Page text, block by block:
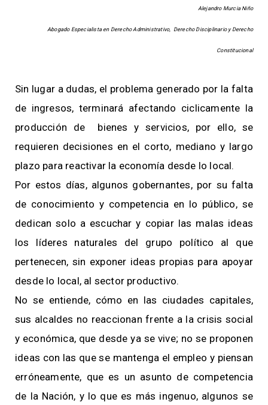
Alejandro Murcia Niño
Abogado Especialista en Derecho Administrativo, Derecho Disciplinario y Derecho
Constitucional
Sin lugar a dudas, el problema generado por la falta
de ingresos, terminará afectando ciclicamente la
producción de bienes y servicios, por ello, se
requieren decisiones en el corto, mediano y largo
plazo para reactivar la economía desde lo local.
Por estos días, algunos gobernantes, por su falta
de conocimiento y competencia en lo público, se
dedican solo a escuchar y copiar las malas ideas
los líderes naturales del grupo político al que
pertenecen, sin exponer ideas propias para apoyar
desde lo local, al sector productivo.
No se entiende, cómo en las ciudades capitales,
sus alcaldes no reaccionan frente a la crisis social
y económica, que desde ya se vive; no se proponen
ideas con las que se mantenga el empleo y piensan
erróneamente, que es un asunto de competencia
de la Nación, y lo que es más ingenuo, algunos se